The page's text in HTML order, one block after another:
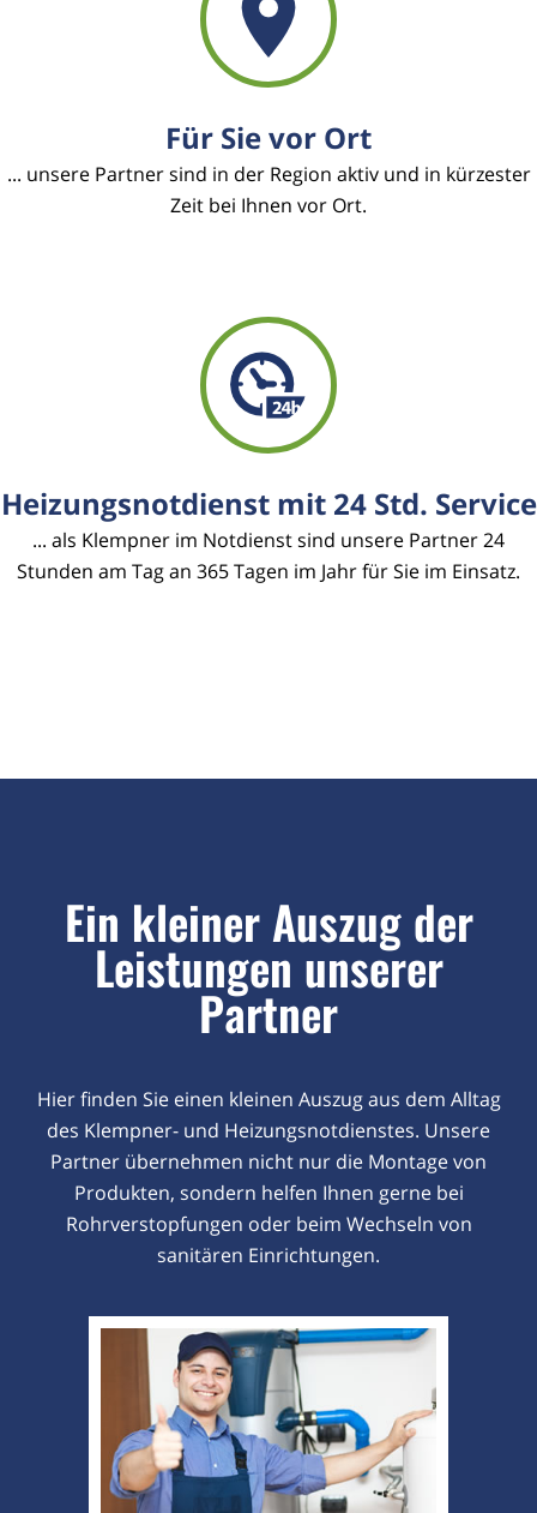
Für Sie vor Ort
... unsere Partner sind in der Region aktiv und in kürzester
Zeit bei Ihnen vor Ort.
Heizungsnotdienst mit 24 Std. Service
... als Klempner im Notdienst sind unsere Partner 24
Stunden am Tag an 365 Tagen im Jahr für Sie im Einsatz.
Ein kleiner Auszug der
Leistungen unserer
Partner
Hier finden Sie einen kleinen Auszug aus dem Alltag
des Klempner- und Heizungsnotdienstes. Unsere
Partner übernehmen nicht nur die Montage von
Produkten, sondern helfen Ihnen gerne bei
Rohrverstopfungen oder beim Wechseln von
sanitären Einrichtungen.